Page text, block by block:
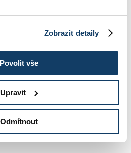
Zobrazit detaily
Povolit vše
Upravit
Odmítnout